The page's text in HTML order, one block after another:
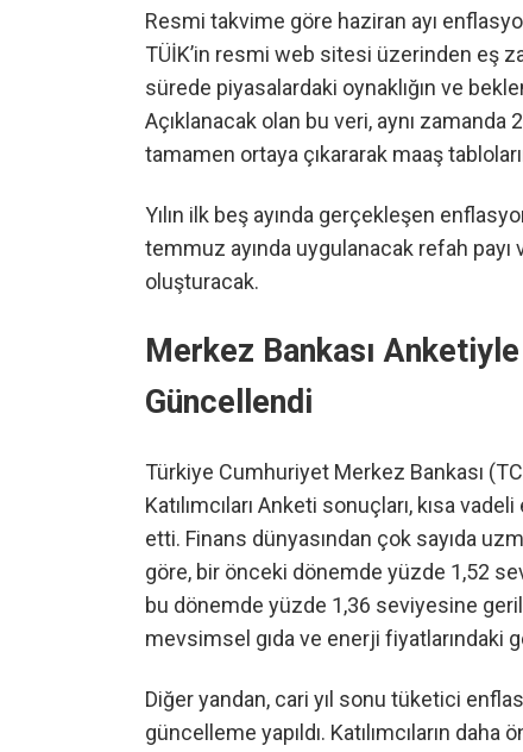
Resmi takvime göre haziran ayı
TÜİK’in resmi web sitesi üzerinden eş
sürede piyasalardaki oynaklığın ve
Açıklanacak olan bu veri, aynı zamanda
tamamen ortaya çıkararak maaş
Yılın ilk beş ayında gerçekleşen
temmuz ayında uygulanacak refah
oluşturacak.
Merkez Bankası
Güncellendi
Türkiye Cumhuriyet Merkez Bankası
Katılımcıları Anketi sonuçları, kısa
etti. Finans dünyasından çok sayıda
göre, bir önceki dönemde yüzde 1,52
bu dönemde yüzde 1,36 seviyesine
mevsimsel gıda ve enerji fiyatlarındaki
Diğer yandan, cari yıl sonu tüketici
güncelleme yapıldı. Katılımcıların